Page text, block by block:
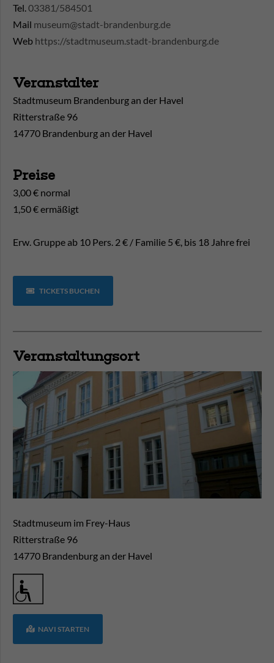
Tel.03381/584501
Mail museum@stadt-brandenburg.de
Web https://stadtmuseum.stadt-brandenburg.de
Veranstalter
Stadtmuseum Brandenburg an der Havel
Ritterstraße 96
14770 Brandenburg an der Havel
Preise
3,00 € normal
1,50 € ermäßigt
Erw. Gruppe ab 10 Pers. 2 € / Familie 5 €, bis 18 Jahre frei
TICKETS BUCHEN
Veranstaltungsort
Stadtmuseum im Frey-Haus
Ritterstraße 96
14770 Brandenburg an der Havel
NAVI STARTEN